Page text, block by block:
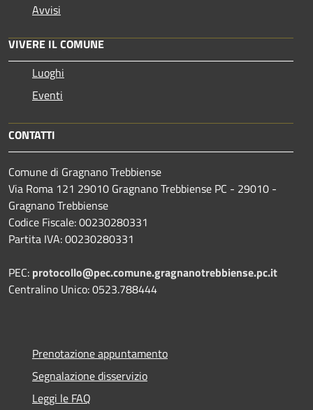
Avvisi
VIVERE IL COMUNE
Luoghi
Eventi
CONTATTI
Comune di Gragnano Trebbiense
Via Roma 121 29010 Gragnano Trebbiense PC - 29010 -
Gragnano Trebbiense
Codice Fiscale: 00230280331
Partita IVA: 00230280331
PEC: protocollo@pec.comune.gragnanotrebbiense.pc.it
Centralino Unico: 0523.788444
Prenotazione appuntamento
Segnalazione disservizio
Leggi le FAQ